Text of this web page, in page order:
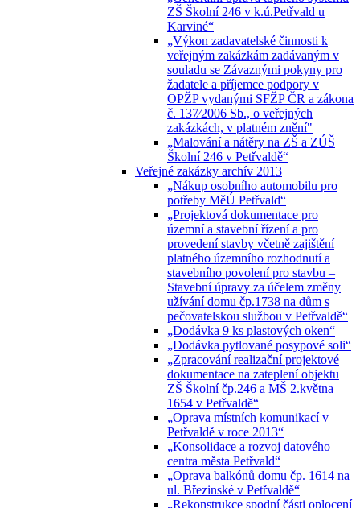
ZŠ Školní 246 v k.ú.Petřvald u
Karviné“
„Výkon zadavatelské činnosti k
veřejným zakázkám zadávaným v
souladu se Závaznými pokyny pro
žadatele a příjemce podpory v
OPŽP vydanými SFŽP ČR a zákona
č. 137⁄2006 Sb., o veřejných
zakázkách, v platném znění"
„Malování a nátěry na ZŠ a ZÚŠ
Školní 246 v Petřvaldě“
Veřejné zakázky archív 2013
„Nákup osobního automobilu pro
potřeby MěÚ Petřvald“
„Projektová dokumentace pro
územní a stavební řízení a pro
provedení stavby včetně zajištění
platného územního rozhodnutí a
stavebního povolení pro stavbu –
Stavební úpravy za účelem změny
užívání domu čp.1738 na dům s
pečovatelskou službou v Petřvaldě“
„Dodávka 9 ks plastových oken“
„Dodávka pytlované posypové soli“
„Zpracování realizační projektové
dokumentace na zateplení objektu
ZŠ Školní čp.246 a MŠ 2.května
1654 v Petřvaldě“
„Oprava místních komunikací v
Petřvaldě v roce 2013“
„Konsolidace a rozvoj datového
centra města Petřvald“
„Oprava balkónů domu čp. 1614 na
ul. Březinské v Petřvaldě“
„Rekonstrukce spodní části oplocení